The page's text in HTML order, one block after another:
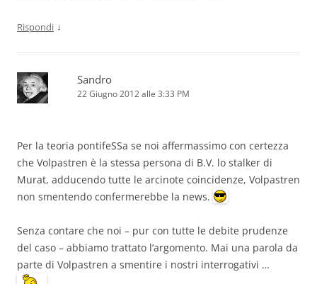
Rispondi ↓
Sandro
22 Giugno 2012 alle 3:33 PM
Per la teoria pontifeSSa se noi affermassimo con certezza
che Volpastren è la stessa persona di B.V. lo stalker di
Murat, adducendo tutte le arcinote coincidenze, Volpastren
non smentendo confermerebbe la news.
Senza contare che noi – pur con tutte le debite prudenze
del caso – abbiamo trattato l’argomento. Mai una parola da
parte di Volpastren a smentire i nostri interrogativi …